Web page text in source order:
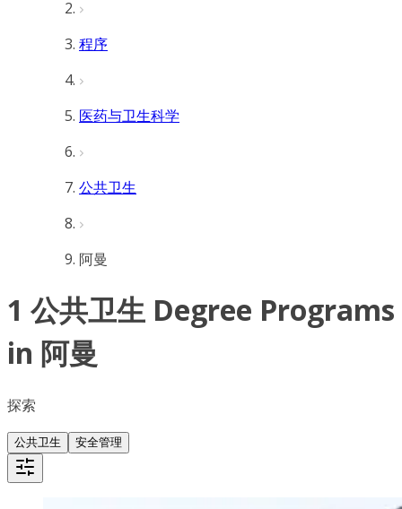
程序
医药与卫生科学
公共卫生
阿曼
1 公共卫生 Degree Programs
in 阿曼
探索
公共卫生 安全管理